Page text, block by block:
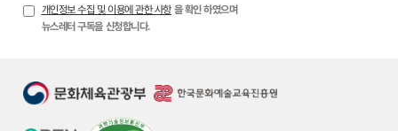
개인정보 수집 및 이용에 관한 사항 을 확인 하였으며
뉴스레터 구독을 신청합니다.